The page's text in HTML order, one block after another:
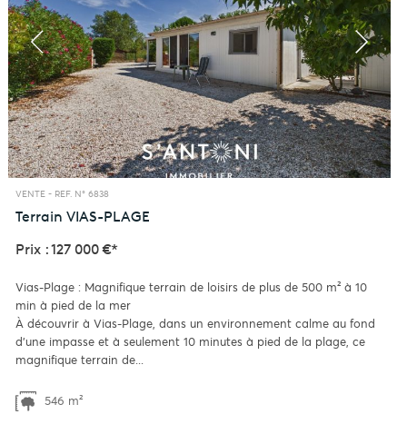
VENTE - REF. N° 6838
Terrain VIAS-PLAGE
Prix : 127 000 €*
Vias-Plage : Magnifique terrain de loisirs de plus de 500 m² à 10
min à pied de la mer
À découvrir à Vias-Plage, dans un environnement calme au fond
d'une impasse et à seulement 10 minutes à pied de la plage, ce
magnifique terrain de...
546 m²